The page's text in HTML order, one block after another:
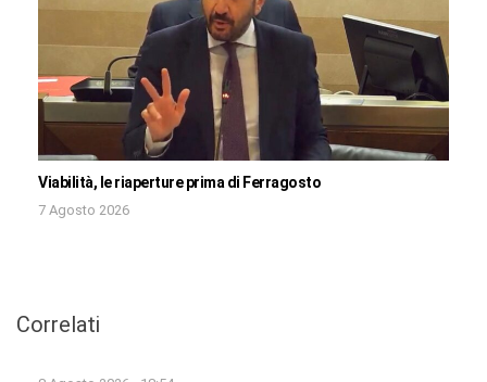
Viabilità, le riaperture prima di Ferragosto
7 Agosto 2026
Correlati